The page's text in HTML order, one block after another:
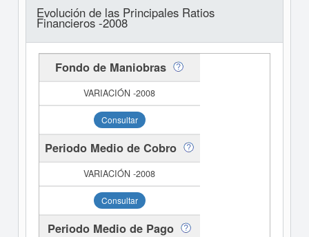
Evolución de las Principales Ratios
Financieros -2008
Fondo de Maniobras
Consultar
Periodo Medio de Cobro
Consultar
Periodo Medio de Pago